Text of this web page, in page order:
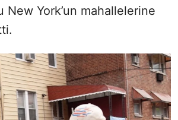
York’un mahallelerine